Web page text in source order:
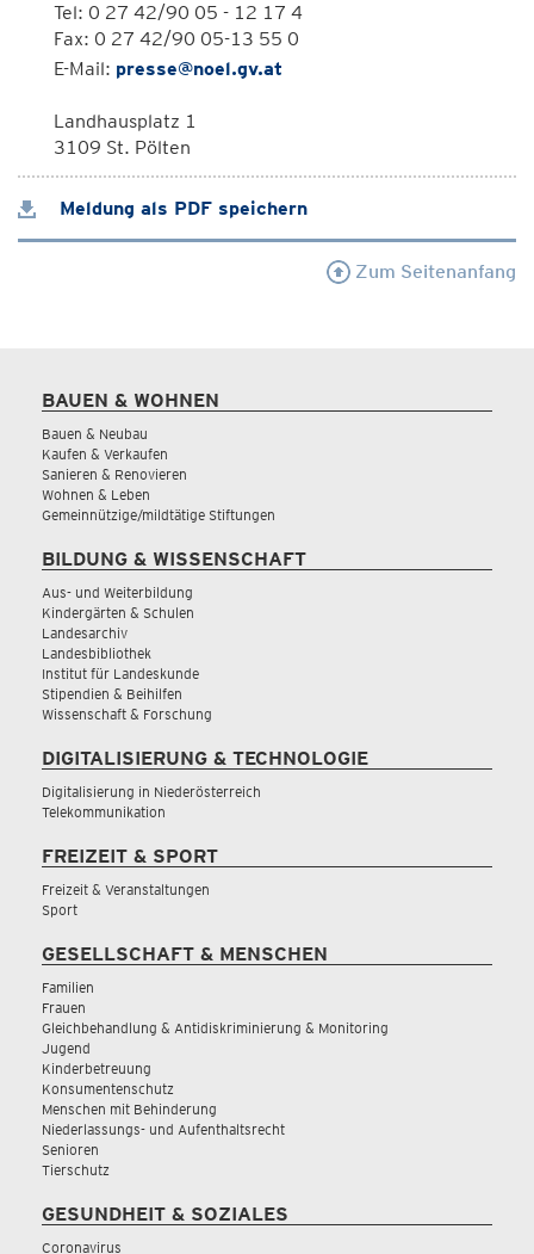
Tel: 0 27 42/90 05 - 12 17 4
Fax: 0 27 42/90 05-13 55 0
E-Mail: presse@noel.gv.at
Landhausplatz 1
3109 St. Pölten
Meldung als PDF speichern
Zum Seitenanfang
BAUEN & WOHNEN
Bauen & Neubau
Kaufen & Verkaufen
Sanieren & Renovieren
Wohnen & Leben
Gemeinnützige/mildtätige Stiftungen
BILDUNG & WISSENSCHAFT
Aus- und Weiterbildung
Kindergärten & Schulen
Landesarchiv
Landesbibliothek
Institut für Landeskunde
Stipendien & Beihilfen
Wissenschaft & Forschung
DIGITALISIERUNG & TECHNOLOGIE
Digitalisierung in Niederösterreich
Telekommunikation
FREIZEIT & SPORT
Freizeit & Veranstaltungen
Sport
GESELLSCHAFT & MENSCHEN
Familien
Frauen
Gleichbehandlung & Antidiskriminierung & Monitoring
Jugend
Kinderbetreuung
Konsumentenschutz
Menschen mit Behinderung
Niederlassungs- und Aufenthaltsrecht
Senioren
Tierschutz
GESUNDHEIT & SOZIALES
Coronavirus